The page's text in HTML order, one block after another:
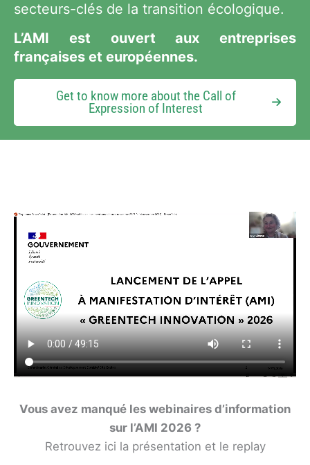
secteurs-clés de la transition écologique.
L’AMI est ouvert aux entreprises
françaises et européennes.
Get to know more about the Call of
Expression of Interest
Vous avez manqué les webinaires d’information
sur l’AMI 2026 ?
Retrouvez ici la présentation et le replay